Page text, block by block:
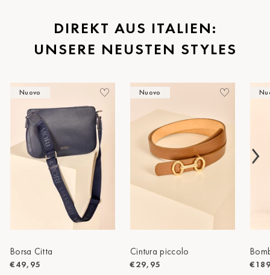
St.Pölten
Staufen
Timmendorf
Tulln
Tuttlingen
Wien Hietzing (13.Bez.)
Zwettl
DIREKT AUS ITALIEN:
UNSERE NEUSTEN STYLES
Nuovo
Borsa Citta
€49,95
Nuovo
Cintura piccolo
€29,95